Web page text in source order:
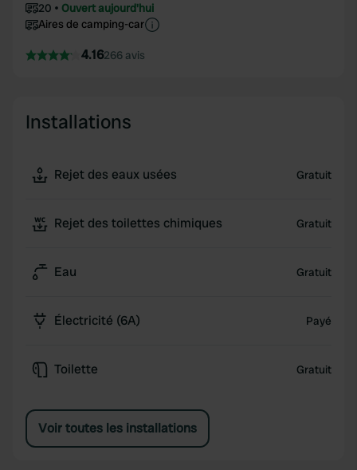
20
Ouvert aujourd'hui
Aires de camping-car
4.16266 avis
Installations
Rejet des eaux usées Gratuit
Rejet des toilettes chimiques Gratuit
Eau Gratuit
Électricité (6A) Payé
Toilette Gratuit
Voir toutes les installations